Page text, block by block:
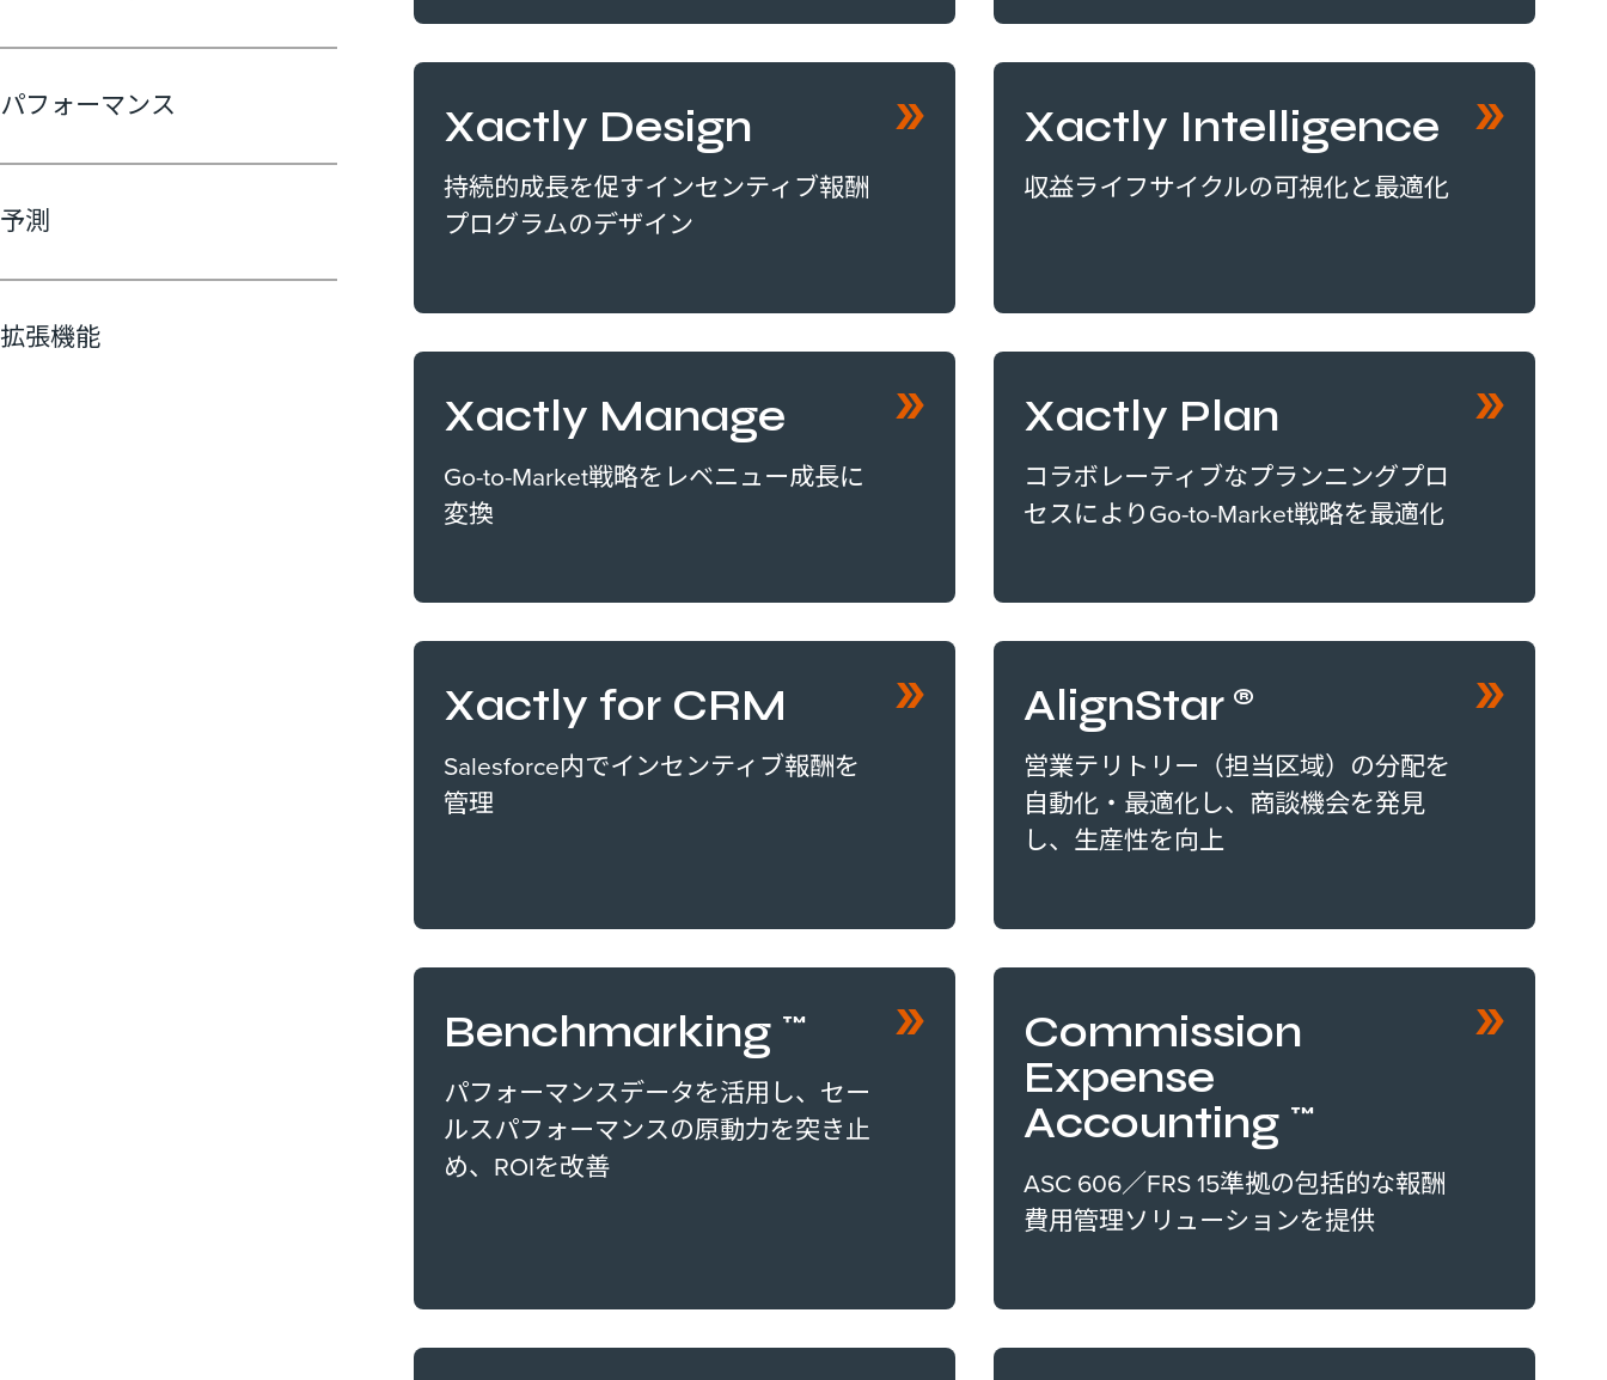
パフォーマンス
予測
拡張機能
Xactly Design
持続的成長を促すインセンティブ報酬
プログラムのデザイン
Xactly Intelligence
収益ライフサイクルの可視化と最適化
Xactly Manage
Go-to-Market戦略をレベニュー成長に
変換
Xactly Plan
コラボレーティブなプランニングプロ
セスによりGo-to-Market戦略を最適化
Xactly for CRM
Salesforce内でインセンティブ報酬を
管理
AlignStar®
営業テリトリー（担当区域）の分配を
自動化・最適化し、商談機会を発見
し、生産性を向上
Benchmarking™
パフォーマンスデータを活用し、セー
ルスパフォーマンスの原動力を突き止
め、ROIを改善
Commission
Expense
Accounting™
ASC 606／FRS 15準拠の包括的な報酬
費用管理ソリューションを提供